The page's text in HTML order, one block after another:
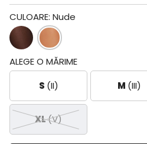
CULOARE: Nude
ALEGE O MĂRIME
S (II) M (III)
XL(V)